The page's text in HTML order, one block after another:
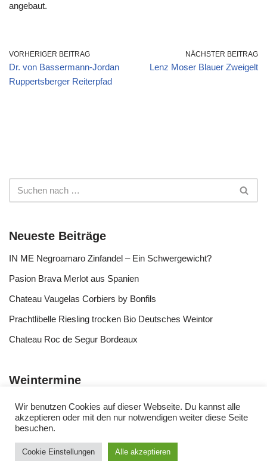
angebaut.
VORHERIGER BEITRAG
Dr. von Bassermann-Jordan
Ruppertsberger Reiterpfad
NÄCHSTER BEITRAG
Lenz Moser Blauer Zweigelt
Neueste Beiträge
IN ME Negroamaro Zinfandel – Ein Schwergewicht?
Pasion Brava Merlot aus Spanien
Chateau Vaugelas Corbiers by Bonfils
Prachtlibelle Riesling trocken Bio Deutsches Weintor
Chateau Roc de Segur Bordeaux
Weintermine
Wir benutzen Cookies auf dieser Webseite. Du kannst alle
akzeptieren oder mit den nur notwendigen weiter diese Seite
besuchen.
Cookie Einstellungen Alle akzeptieren